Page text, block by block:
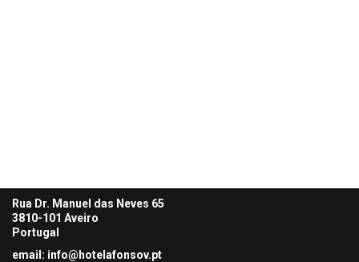
Rua Dr. Manuel das Neves 65
3810-101 Aveiro
Portugal
email: info@hotelafonsov.pt